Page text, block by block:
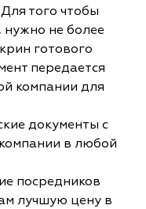
того чтобы
нужно не более
готового
передается
компании для
документы с
в любой
посредников
лучшую цену в